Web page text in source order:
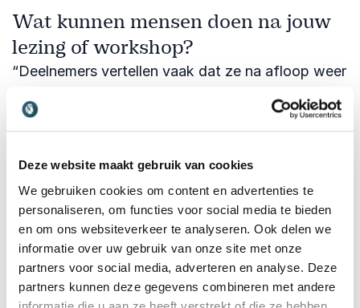
Deze website maakt gebruik van cookies
We gebruiken cookies om content en advertenties te
personaliseren, om functies voor social media te bieden
en om ons websiteverkeer te analyseren. Ook delen we
informatie over uw gebruik van onze site met onze
partners voor social media, adverteren en analyse. Deze
partners kunnen deze gegevens combineren met andere
Wat kunnen mensen doen na jouw
lezing of workshop?
“Deelnemers vertellen vaak dat ze na afloop weer
nieuwsgierigheid mogen inzetten als kracht in hun
‘waarom?’ te vragen, anderen bouwen speelse
momenten in hun teamoverleggen. Het zijn kleine
stappen, maar ze maken een groot verschil. Ze
brengen energie, plezier en innovatie terug in
organisaties.”
Boek Laura Melenhorst bij Athenas